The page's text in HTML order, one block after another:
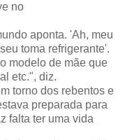
no
aponta. 'Ah, meu
toma refrigerante'.
modelo de mãe que
etc.", diz.
torno dos rebentos e
preparada para
falta ter uma vida